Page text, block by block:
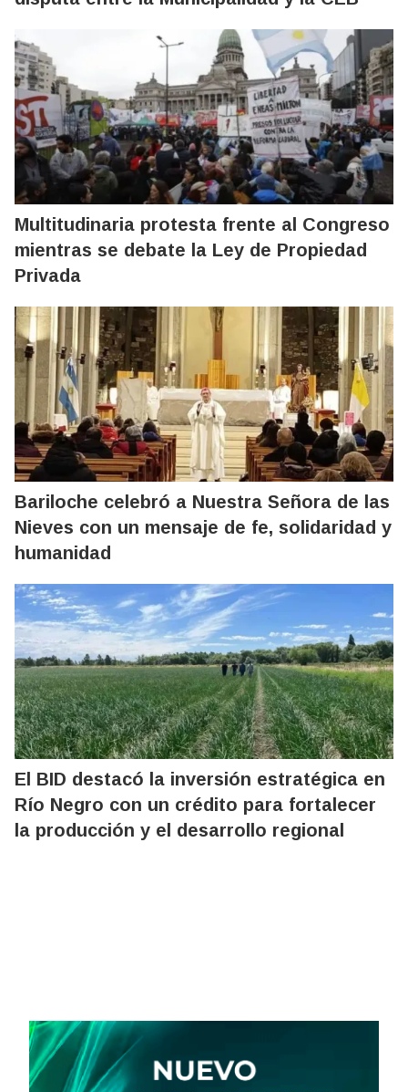
Multitudinaria protesta frente al Congreso
mientras se debate la Ley de Propiedad
Privada
Bariloche celebró a Nuestra Señora de las
Nieves con un mensaje de fe, solidaridad y
humanidad
El BID destacó la inversión estratégica en
Río Negro con un crédito para fortalecer
la producción y el desarrollo regional